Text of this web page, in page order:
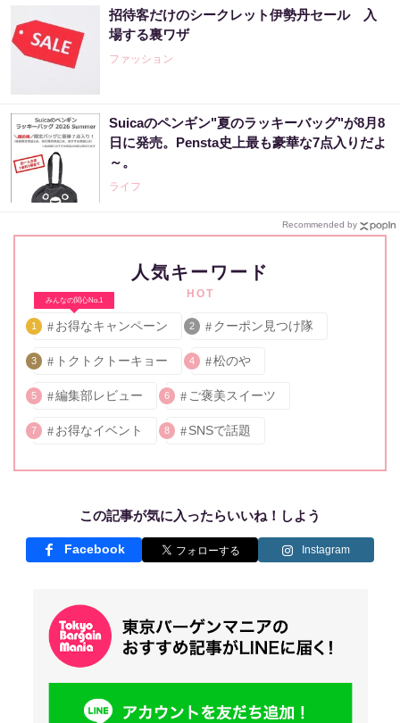
招待客だけのシークレット伊勢丹セール 入
場する裏ワザ
ファッション
Suicaのペンギン"夏のラッキーバッグ"が8月8
日に発売。Pensta史上最も豪華な7点入りだよ
～。
ライフ
Recommended by
人気キーワード
HOT
みんなの関心No.1
1 お得なキャンペーン 2 クーポン見つけ隊
3 トクトクトーキョー 4 松のや
5 編集部レビュー 6 ご褒美スイーツ
7 お得なイベント 8 SNSで話題
この記事が気に入ったらいいね！しよう
Facebook Instagram